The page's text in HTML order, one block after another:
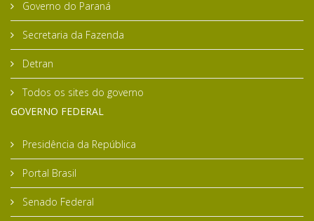
Governo do Paraná
Secretaria da Fazenda
Detran
Todos os sites do governo
GOVERNO FEDERAL
Presidência da República
Portal Brasil
Senado Federal